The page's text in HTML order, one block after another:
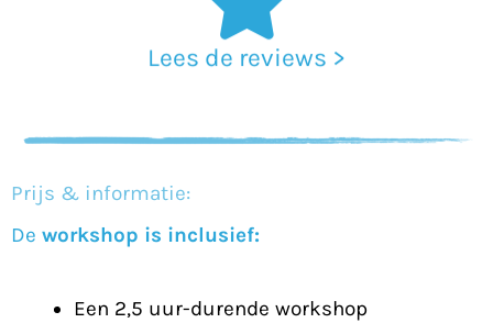
Lees de reviews >
Prijs & informatie:
De workshop is inclusief:
Een 2,5 uur-durende workshop